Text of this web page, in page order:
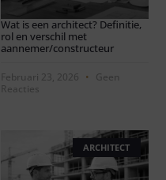
Wat is een architect? Definitie,
rol en verschil met
aannemer/constructeur
Februari 23, 2026
Geen
Reacties
ARCHITECT